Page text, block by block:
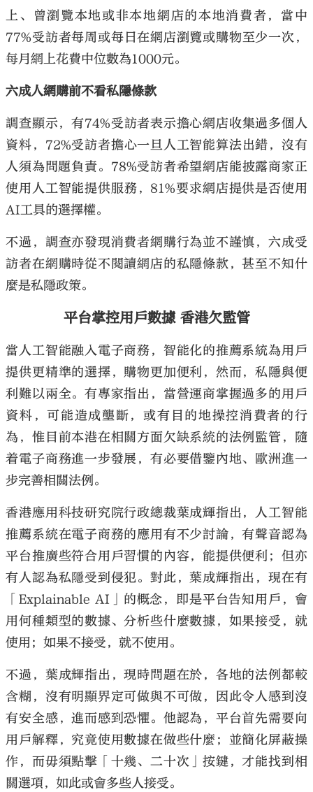
上、曾瀏覽本地或非本地網店的本地消費者，當中
77%受訪者每周或每日在網店瀏覽或購物至少一次，
每月網上花費中位數為1000元。
六成人網購前不看私隱條款
調查顯示，有74%受訪者表示擔心網店收集過多個人
資料，72%受訪者擔心一旦人工智能算法出錯，沒有
人須為問題負責。78%受訪者希望網店能披露商家正
使用人工智能提供服務，81%要求網店提供是否使用
AI工具的選擇權。
不過，調查亦發現消費者網購行為並不謹慎，六成受
訪者在網購時從不閱讀網店的私隱條款，甚至不知什
麼是私隱政策。
平台掌控用戶數據 香港欠監管
當人工智能融入電子商務，智能化的推薦系統為用戶
提供更精準的選擇，購物更加便利，然而，私隱與便
利難以兩全。有專家指出，當營運商掌握過多的用戶
資料，可能造成壟斷，或有目的地操控消費者的行
為，惟目前本港在相關方面欠缺系統的法例監管，隨
着電子商務進一步發展，有必要借鑒內地、歐洲進一
步完善相關法例。
香港應用科技研究院行政總裁葉成輝指出，人工智能
推薦系統在電子商務的應用有不少討論，有聲音認為
平台推廣些符合用戶習慣的內容，能提供便利；但亦
有人認為私隱受到侵犯。對此，葉成輝指出，現在有
「Explainable AI」的概念，即是平台告知用戶，會
用何種類型的數據、分析些什麼數據，如果接受，就
使用；如果不接受，就不使用。
不過，葉成輝指出，現時問題在於，各地的法例都較
含糊，沒有明顯界定可做與不可做，因此令人感到沒
有安全感，進而感到恐懼。他認為，平台首先需要向
用戶解釋，究竟使用數據在做些什麼；並簡化屏蔽操
作，而毋須點擊「十幾、二十次」按鍵，才能找到相
關選項，如此或會多些人接受。